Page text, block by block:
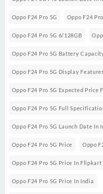
Oppo F24 Pro 5G Oppo F24
Oppo F24 Pro 5G 6/128GB
Oppo F24 Pro 5G Battery
Oppo F24 Pro 5G Display
Oppo F24 Pro 5G Expected Price
Oppo F24 Pro 5G Full
Oppo F24 Pro 5G Launch Date In
Oppo F24 Pro 5G Price Oppo
Oppo F24 Pro 5G Price In Flipkart
Oppo F24 Pro 5G Price In India